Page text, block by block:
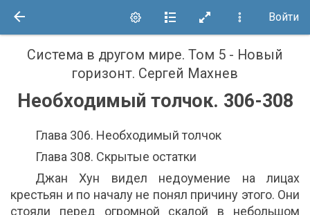
Войти
Система в другом мире. Том 5 - Новый
горизонт. Сергей Махнев
Необходимый толчок. 306-308
Глава 306. Необходимый толчок
Глава 308. Скрытые остатки
Джан Хун видел недоумение на лицах
крестьян и по началу не понял причину этого. Они
стояли перед огромной скалой в небольшом